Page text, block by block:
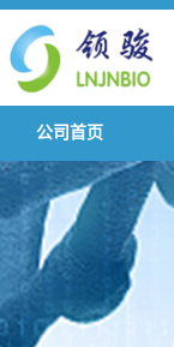
公司首页